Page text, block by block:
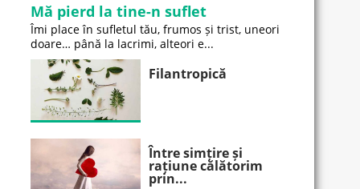
Mă pierd la tine-n suflet
Îmi place în sufletul tău, frumos și trist, uneori
doare… până la lacrimi, alteori e...
Filantropică
Între simțire și
rațiune călătorim
prin...